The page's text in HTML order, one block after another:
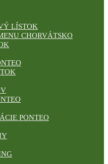
LÍSTOK
CHORVÁTSKO
PONTEO